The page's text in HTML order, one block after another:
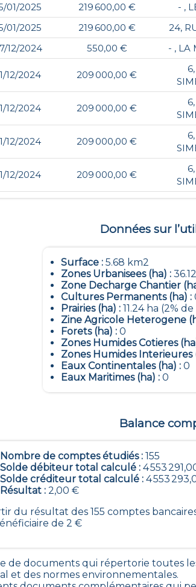
01/2025 219 600,00 € - ,
01/2025 219 600,00 € 24,
12/2024 550,00 € - , LA
12/2024 209 000,00 €
12/2024 209 000,00 €
12/2024 209 000,00 €
12/2024 209 000,00 €
Données sur
Surface : 5.68 km2
Zones Urbanisees (ha) :
Zone Decharge Chantier
Cultures Permanents (ha) :
Prairies (ha) : 11.24 ha (2%
Zine Agricole Heterogene
Forets (ha) : 0
Zones Humides Cotieres
Zones Humides Interieures
Eaux Continentales (ha) : 0
Eaux Maritimes (ha) : 0
Balance
Nombre de comptes étudiés :155
Solde débiteur total calculé :4 553
Solde créditeur total calculé :4 553
Résultat :2,00 €
du résultat des 155 comptes
de 2 €
de documents qui répertorie toutes
et des normes environnementales.